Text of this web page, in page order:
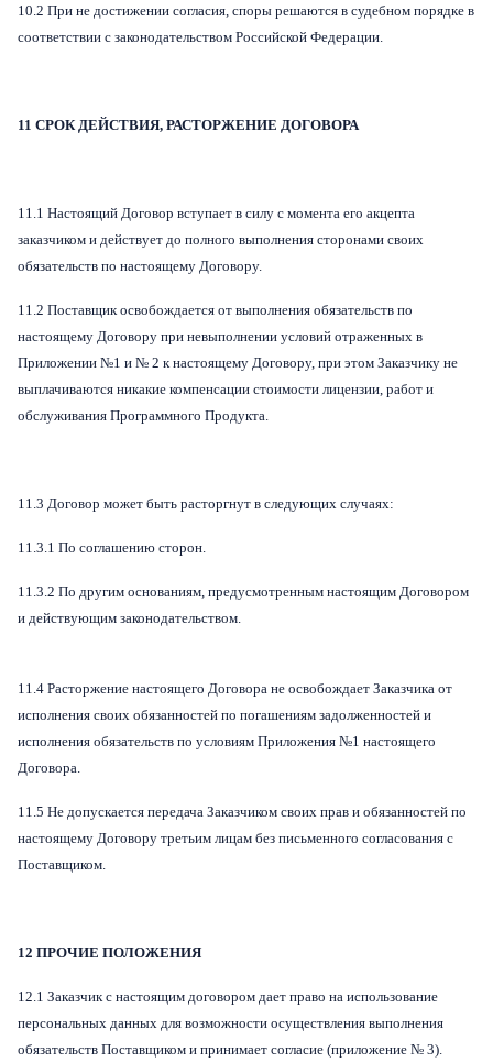
10.2 При не достижении согласия, споры решаются в судебном порядке в
соответствии с законодательством Российской Федерации.
11 СРОК ДЕЙСТВИЯ, РАСТОРЖЕНИЕ ДОГОВОРА
11.1 Настоящий Договор вступает в силу с момента его акцепта
заказчиком и действует до полного выполнения сторонами своих
обязательств по настоящему Договору.
11.2 Поставщик освобождается от выполнения обязательств по
настоящему Договору при невыполнении условий отраженных в
Приложении №1 и № 2 к настоящему Договору, при этом Заказчику не
выплачиваются никакие компенсации стоимости лицензии, работ и
обслуживания Программного Продукта.
11.3 Договор может быть расторгнут в следующих случаях:
11.3.1 По соглашению сторон.
11.3.2 По другим основаниям, предусмотренным настоящим Договором
и действующим законодательством.
11.4 Расторжение настоящего Договора не освобождает Заказчика от
исполнения своих обязанностей по погашениям задолженностей и
исполнения обязательств по условиям Приложения №1 настоящего
Договора.
11.5 Не допускается передача Заказчиком своих прав и обязанностей по
настоящему Договору третьим лицам без письменного согласования с
Поставщиком.
12 ПРОЧИЕ ПОЛОЖЕНИЯ
12.1 Заказчик с настоящим договором дает право на использование
персональных данных для возможности осуществления выполнения
обязательств Поставщиком и принимает согласие (приложение № 3).